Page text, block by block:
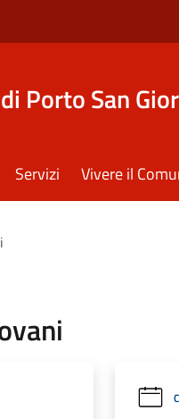
Porto San
Servizi Vivere il